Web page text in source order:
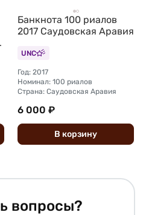
Банкнота 100 риалов
2017 Саудовская Аравия
UNC
Год: 2017
Номинал: 100 риалов
Страна: Саудовская Аравия
6 000 ₽
В корзину
вопросы?